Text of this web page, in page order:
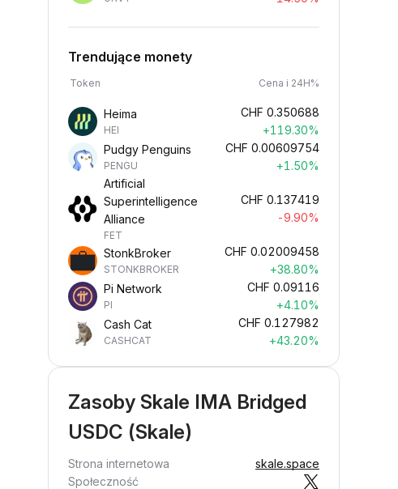
Trendujące monety
Token Cena i 24H%
Heima
HEI
CHF 0.350688
+119.30%
Pudgy Penguins
PENGU
CHF 0.00609754
+1.50%
Artificial
Superintelligence
Alliance
FET
CHF 0.137419
-9.90%
StonkBroker
STONKBROKER
CHF 0.02009458
+38.80%
Pi Network
PI
CHF 0.09116
+4.10%
Cash Cat
CASHCAT
CHF 0.127982
+43.20%
Zasoby Skale IMA Bridged
USDC (Skale)
Strona internetowa
skale.space
Społeczność